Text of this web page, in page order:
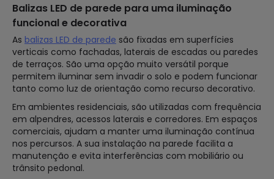
Balizas LED de parede para uma iluminação
funcional e decorativa
As balizas LED de parede são fixadas em superfícies
verticais como fachadas, laterais de escadas ou paredes
de terraços. São uma opção muito versátil porque
permitem iluminar sem invadir o solo e podem funcionar
tanto como luz de orientação como recurso decorativo.
Em ambientes residenciais, são utilizadas com frequência
em alpendres, acessos laterais e corredores. Em espaços
comerciais, ajudam a manter uma iluminação contínua
nos percursos. A sua instalação na parede facilita a
manutenção e evita interferências com mobiliário ou
trânsito pedonal.